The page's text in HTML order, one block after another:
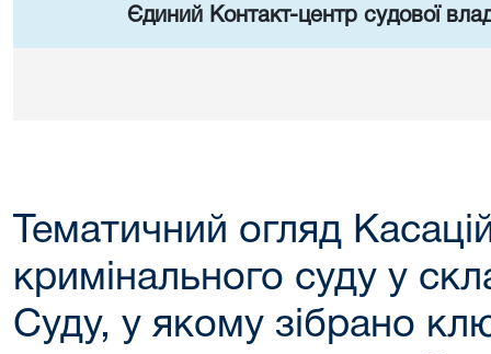
Єдиний Контакт-центр судової
Тематичний огляд
кримінального суду у
Суду, у якому зібрано